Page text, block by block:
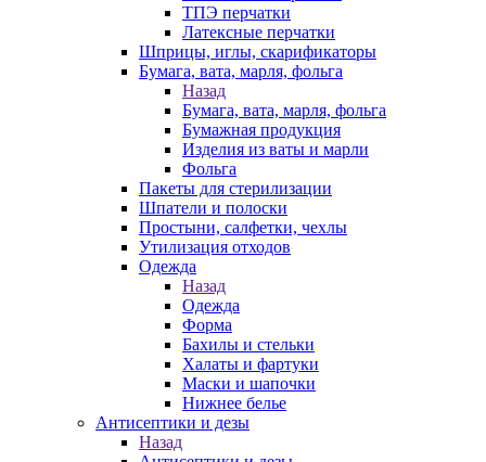
ТПЭ перчатки
Латексные перчатки
Шприцы, иглы, скарификаторы
Бумага, вата, марля, фольга
Назад
Бумага, вата, марля, фольга
Бумажная продукция
Изделия из ваты и марли
Фольга
Пакеты для стерилизации
Шпатели и полоски
Простыни, салфетки, чехлы
Утилизация отходов
Одежда
Назад
Одежда
Форма
Бахилы и стельки
Халаты и фартуки
Маски и шапочки
Нижнее белье
Антисептики и дезы
Назад